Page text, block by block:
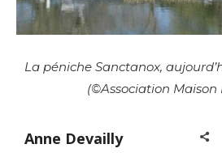
La péniche Sanctanox,
(©Association Maison
Anne Devailly